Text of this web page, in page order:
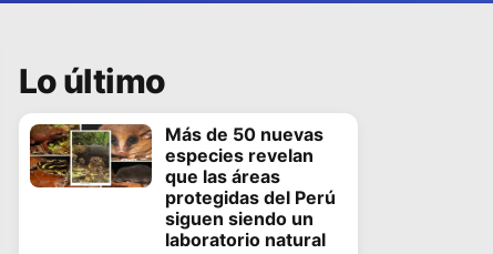
Lo último
Más de 50 nuevas
especies revelan
que las áreas
protegidas del Perú
siguen siendo un
laboratorio natural